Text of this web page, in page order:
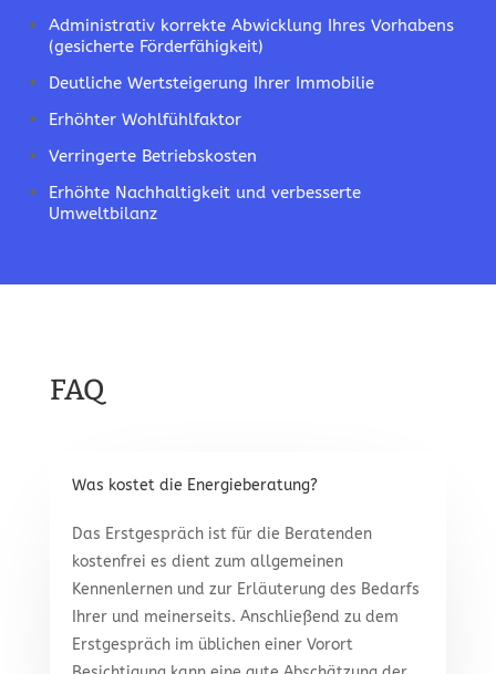
Administrativ korrekte Abwicklung Ihres Vorhabens
(gesicherte Förderfähigkeit)
Deutliche Wertsteigerung Ihrer Immobilie
Erhöhter Wohlfühlfaktor
Verringerte Betriebskosten
Erhöhte Nachhaltigkeit und verbesserte
Umweltbilanz
FAQ
Was kostet die Energieberatung?
Das Erstgespräch ist für die Beratenden
kostenfrei es dient zum allgemeinen
Kennenlernen und zur Erläuterung des Bedarfs
Ihrer und meinerseits. Anschließend zu dem
Erstgespräch im üblichen einer Vorort